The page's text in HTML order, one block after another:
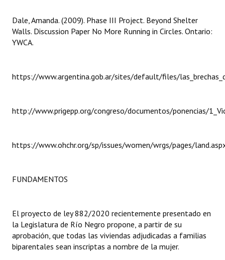
Antiguos Pobladores - Registro
Bariloche, Municipio intercultural
REFORMA DE LA CARTA ORGÁNICA
Dale, Amanda. (2009). Phase III Project. Beyond Shelter
Walls. Discussion Paper No More Running in Circles. Ontario:
YWCA.
https://www.argentina.gob.ar/sites/default/files/
http://www.prigepp.org/congreso/documentos/ponencias/
https://www.ohchr.org/sp/issues/women/wrgs/pages/
FUNDAMENTOS
El proyecto de ley 882/2020 recientemente presentado en
la Legislatura de Río Negro propone, a partir de su
aprobación, que todas las viviendas adjudicadas a familias
biparentales sean inscriptas a nombre de la mujer.